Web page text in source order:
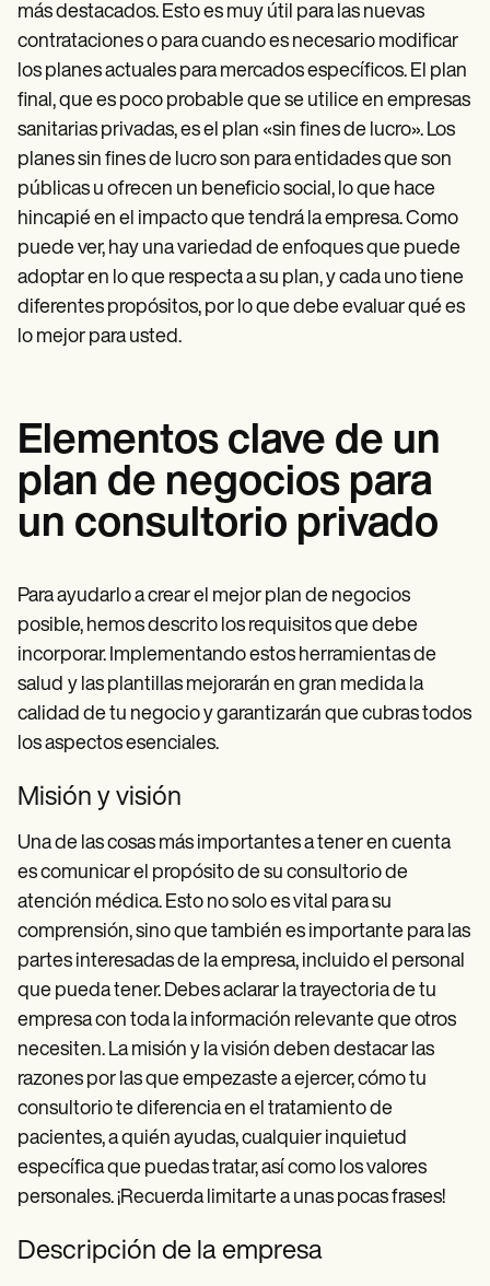
más destacados. Esto es muy útil para las nuevas
contrataciones o para cuando es necesario modificar
los planes actuales para mercados específicos. El plan
final, que es poco probable que se utilice en empresas
sanitarias privadas, es el plan «sin fines de lucro». Los
planes sin fines de lucro son para entidades que son
públicas u ofrecen un beneficio social, lo que hace
hincapié en el impacto que tendrá la empresa. Como
puede ver, hay una variedad de enfoques que puede
adoptar en lo que respecta a su plan, y cada uno tiene
diferentes propósitos, por lo que debe evaluar qué es
lo mejor para usted.
Elementos clave de un
plan de negocios para
un consultorio privado
Para ayudarlo a crear el mejor plan de negocios
posible, hemos descrito los requisitos que debe
incorporar. Implementando estos herramientas de
salud y las plantillas mejorarán en gran medida la
calidad de tu negocio y garantizarán que cubras todos
los aspectos esenciales.
Misión y visión
Una de las cosas más importantes a tener en cuenta
es comunicar el propósito de su consultorio de
atención médica. Esto no solo es vital para su
comprensión, sino que también es importante para las
partes interesadas de la empresa, incluido el personal
que pueda tener. Debes aclarar la trayectoria de tu
empresa con toda la información relevante que otros
necesiten. La misión y la visión deben destacar las
razones por las que empezaste a ejercer, cómo tu
consultorio te diferencia en el tratamiento de
pacientes, a quién ayudas, cualquier inquietud
específica que puedas tratar, así como los valores
personales. ¡Recuerda limitarte a unas pocas frases!
Descripción de la empresa